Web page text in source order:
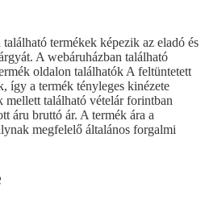
termékek képezik az eladó és
A webáruházban található
oldalon találhatók A feltüntetett
így a termék tényleges kinézete
mellett található vételár forintban
áru bruttó ár. A termék ára a
megfelelő általános forgalmi